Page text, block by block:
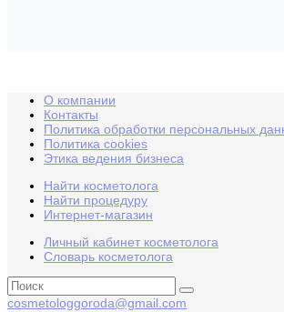
О компании
Контакты
Политика обработки персональных
Политика cookies
Этика ведения бизнеса
Найти косметолога
Найти процедуру
Интернет-магазин
Личный кабинет косметолога
Словарь косметолога
cosmetologgoroda@gmail.com